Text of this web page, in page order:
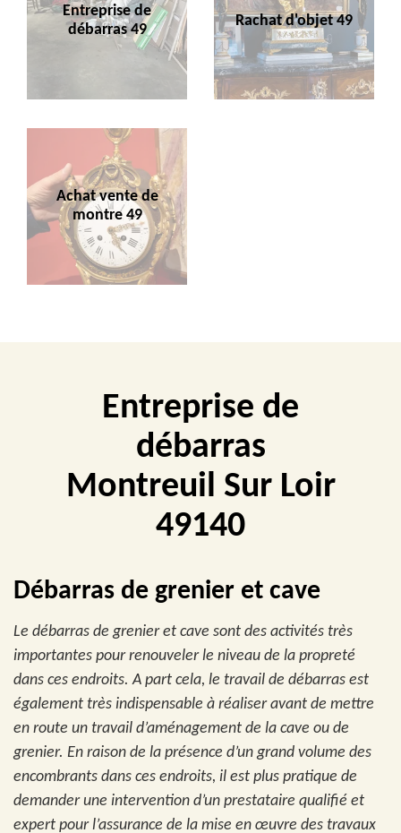
Entreprise de
débarras 49
Rachat d'objet 49
Achat vente de
montre 49
Entreprise de
débarras
Montreuil Sur Loir
49140
Débarras de grenier et cave
Le débarras de grenier et cave sont des activités très
importantes pour renouveler le niveau de la propreté
dans ces endroits. A part cela, le travail de débarras est
également très indispensable à réaliser avant de mettre
en route un travail d’aménagement de la cave ou de
grenier. En raison de la présence d’un grand volume des
encombrants dans ces endroits, il est plus pratique de
demander une intervention d’un prestataire qualifié et
expert pour l’assurance de la mise en œuvre des travaux